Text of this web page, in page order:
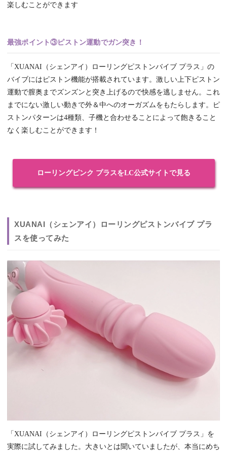
楽しむことができます
最強ポイント③ピストン運動でガン突き！
「XUANAI（シェンアイ）ローリングピストンバイブ プラス」の
バイブにはピストン機能が搭載されています。激しい上下ピストン
運動で膣奥までズンズンと突き上げるので快感を逃しません。これ
までにない激しい動きで外＆中へのオーガズムをもたらします。ピ
ストンパターンは4種類、子機と合わせることによって飽きること
なく楽しむことができます！
ローリングピンク プラスをLC公式サイトで見る
XUANAI（シェンアイ）ローリングピストンバイブ プラ
スを使ってみた
「XUANAI（シェンアイ）ローリングピストンバイブ プラス」を
実際に試してみました。大きいとは聞いていましたが、本当にめち